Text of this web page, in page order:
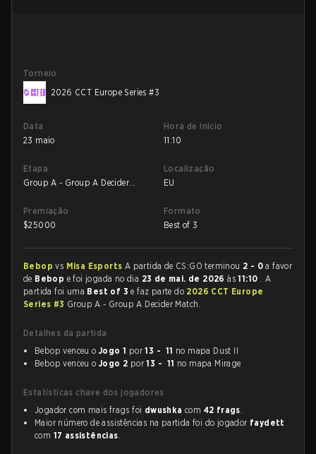
Torneio
2026 CCT Europe Series #3
Data
23 maio
Hora de início
11:10
Etapa
Group A - Group A Decider
Localização
EU
Premiação
$25000
Formato
Best of 3
Bebopvs Misa Esports A partida de CS:GO terminou 2 - 0 a favor
de Bebop e foi jogada no dia 23 de mai. de 2026às11:10 . A
partida foi uma Best of 3e faz parte do 2026 CCT Europe
Series #3 Group A - Group A Decider Match.
Detalhes da partida
Bebop venceu o Jogo 1 por13 - 11 no mapa Dust II
Bebop venceu o Jogo 2 por13 - 11 no mapa Mirage
Estatísticas chave dos jogadores
Jogador com mais frags foi dwushka com 42 frags.
Maior número de assistências na partida foi do jogador faydett
com 17 assistências.